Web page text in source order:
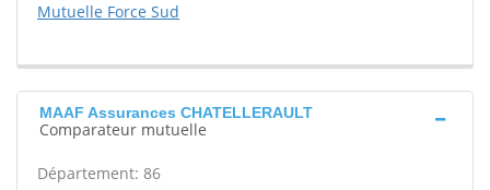
Mutuelle Force Sud
MAAF Assurances CHATELLERAULT
Comparateur mutuelle
Département: 86